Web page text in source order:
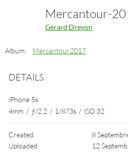
Mercantour-
Gérard Drevon
Album: Mercantour2017
DETAILS
iPhone 5s
4mm / ƒ/2.2 / 1/873s / ISO 32
Created
8
Uploaded
12